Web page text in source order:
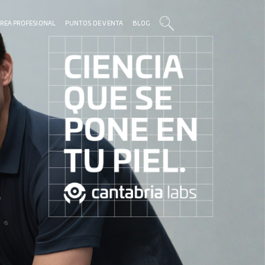
PROFESIONAL PUNTOS DE VENTA BLOG